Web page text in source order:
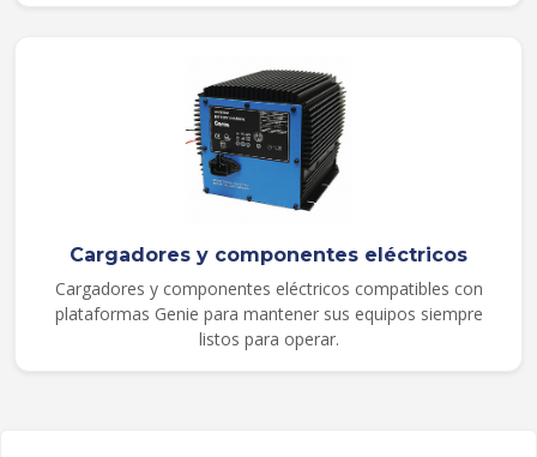
Cargadores y componentes eléctricos
Cargadores y componentes eléctricos compatibles con
plataformas Genie para mantener sus equipos siempre
listos para operar.